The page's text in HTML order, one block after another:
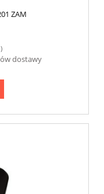
ZAM
)
dostawy